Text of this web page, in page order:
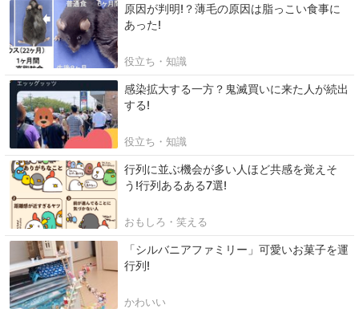
原因が判明!？薄毛の原因は脂っこい食事に
あった!
役立ち・知識
感染拡大する一方？鬼滅買いに来た人が続出
する!
役立ち・知識
行列に並ぶ機会が多い人ほど共感を覚えそ
う!行列あるある7選!
おもしろ・笑える
「シルバニアファミリー」可愛いお菓子を運
行列!
かわいい